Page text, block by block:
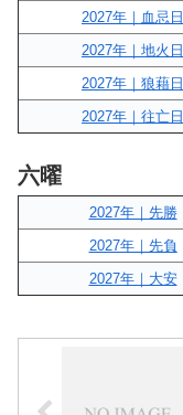
2027年｜血忌日
2027年｜地火日
2027年｜狼藉日
2027年｜往亡日
六曜
2027年｜先勝
2027年｜先負
2027年｜大安